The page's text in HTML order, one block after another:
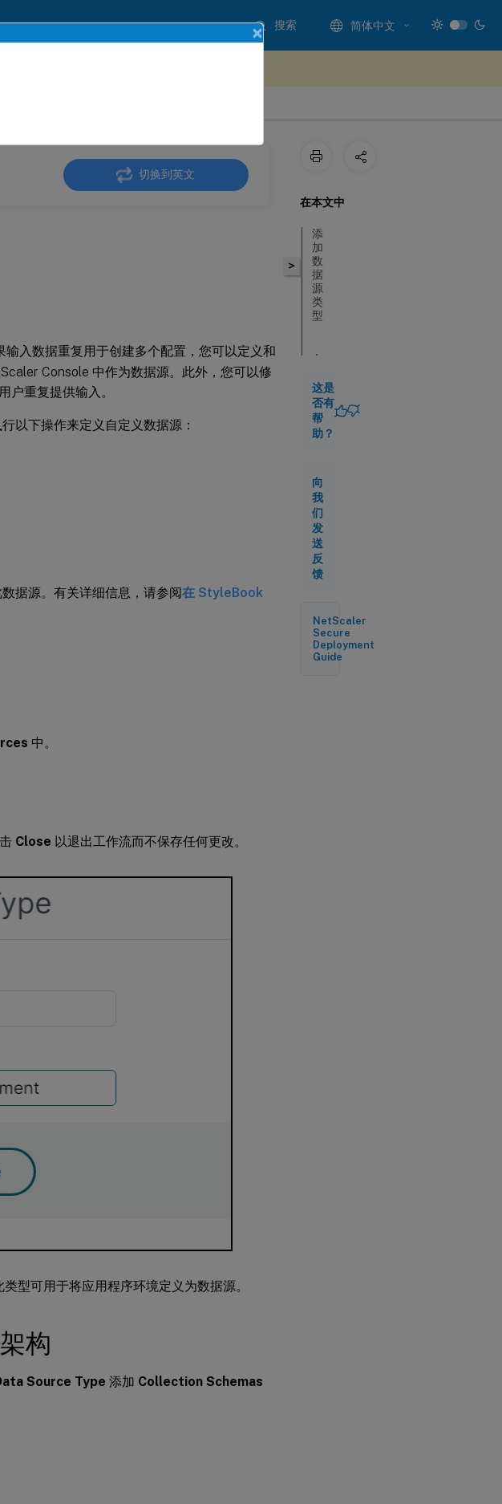
搜索 简体中文
切换到英文
输入数据重复用于创建多个配置，您可以定义和
Console 中作为数据源。此外，您可以修
重复提供输入。
以下操作来定义自定义数据源：
据源。有关详细信息，请参阅在 StyleBook
中。
Close 以退出工作流而不保存任何更改。
类型可用于将应用程序环境定义为数据源。
构
Source Type 添加 Collection Schemas
>
在本文中
添
加
数
据
源
类
型
在
据
源
类
型
下
集
合
架
构
添
加
源
添
这是
否有
帮
助？
向
我
们
发
送
反
馈
NetScaler
Secure
Deployment
Guide
×